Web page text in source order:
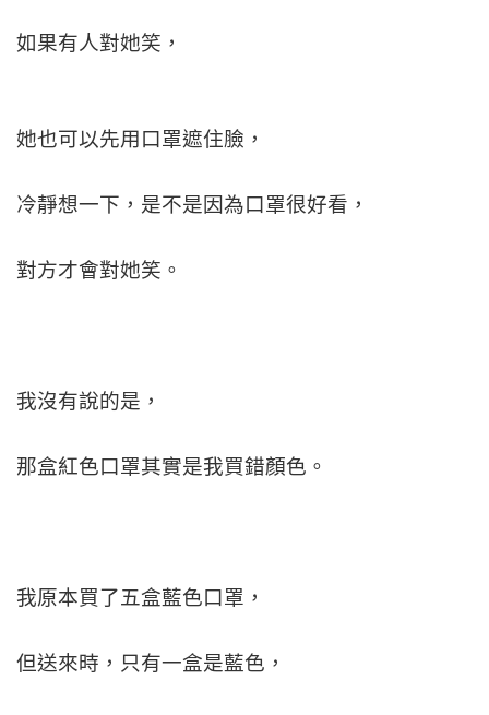
如果有人對她笑，
她也可以先用口罩遮住臉，
冷靜想一下， 是不是因為口罩很好看，
對方才會對她笑。
我沒有說的是，
那盒紅色口罩其實是我買錯顏色。
我原本買了五盒藍色口罩，
但送來時，只有一盒是藍色，